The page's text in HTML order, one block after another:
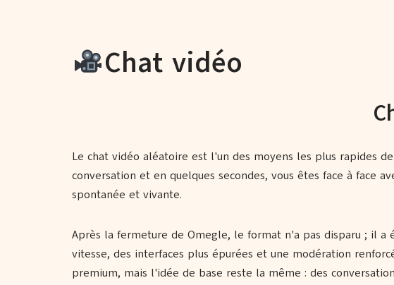
Chat vidéo
Le chat vidéo aléatoire est l'un des moyens les plus rapides
conversation et en quelques secondes, vous êtes face à face
spontanée et vivante.
Après la fermeture de Omegle, le format n'a pas disparu ; il
vitesse, des interfaces plus épurées et une modération
premium, mais l'idée de base reste la même : des